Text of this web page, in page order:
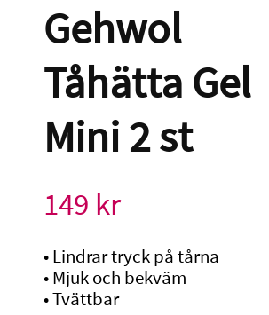
Gehwol
Tåhätta Gel
Mini 2 st
149 kr
• Lindrar tryck på tårna
• Mjuk och bekväm
• Tvättbar